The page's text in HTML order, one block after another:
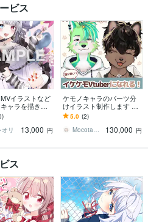
ビス
イラストなど
ャラを描きま
た、パネル開
サムネ、特典
です！！
リ
13,000 円
ケモノキャラのパーツ分
けイラスト制作します 顔
が良いイケケモVtuberに
なりたい方、お任せくだ
さい！
5.0 (2)
Mocota（もこた）
130,000 円
ス